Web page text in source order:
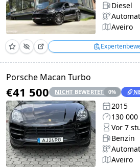
Diesel
Aveiro
Porsche Macan Turbo
€41 500 NICHT BEWERTET 0%
2015
130 000
Vor 7
Benzin
Aveiro